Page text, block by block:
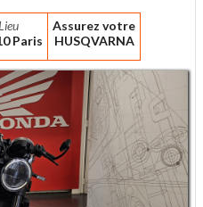
Paris
Assurez votre
HUSQVARNA